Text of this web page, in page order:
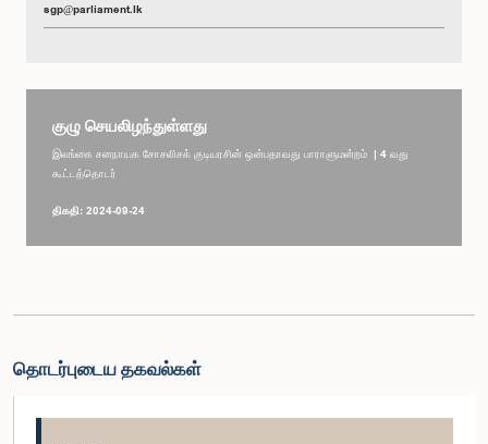
sgp@parliament.lk
குழு செயலிழந்துள்ளது
இலங்கை சனநாயக சோசலிசக் குடியரசின் ஒன்பதாவது பாராளுமன்றம் | 4 வது
கூட்டத்தொடர்
திகதி: 2024-09-24
தொடர்புடைய தகவல்கள்